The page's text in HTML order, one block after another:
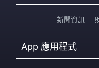
新聞資訊
App 應用程式